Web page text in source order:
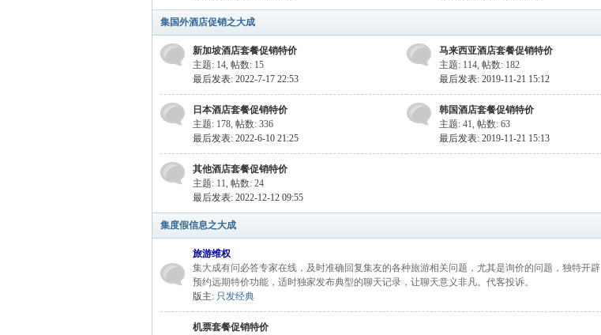
集国外酒店促销之大成
新加坡酒店套餐促销特价
主题: 14, 帖数: 15
最后发表: 2022-7-17 22:53
马来西亚酒店套餐促销特价
主题: 114, 帖数: 182
最后发表: 2019-11-21 15:12
日本酒店套餐促销特价
主题: 178, 帖数: 336
最后发表: 2022-6-10 21:25
韩国酒店套餐促销特价
主题: 41, 帖数: 63
最后发表: 2019-11-21 15:13
其他酒店套餐促销特价
主题: 11, 帖数: 24
最后发表: 2022-12-12 09:55
集度假信息之大成
旅游维权
集大成有问必答专家在线，及时准确回复集友的各种旅游相关问题，尤其是询价的问题，独特开辟
预约远期特价功能，适时独家发布典型的聊天记录，让聊天意义非凡。代客投诉。
版主: 只发经典
机票套餐促销特价